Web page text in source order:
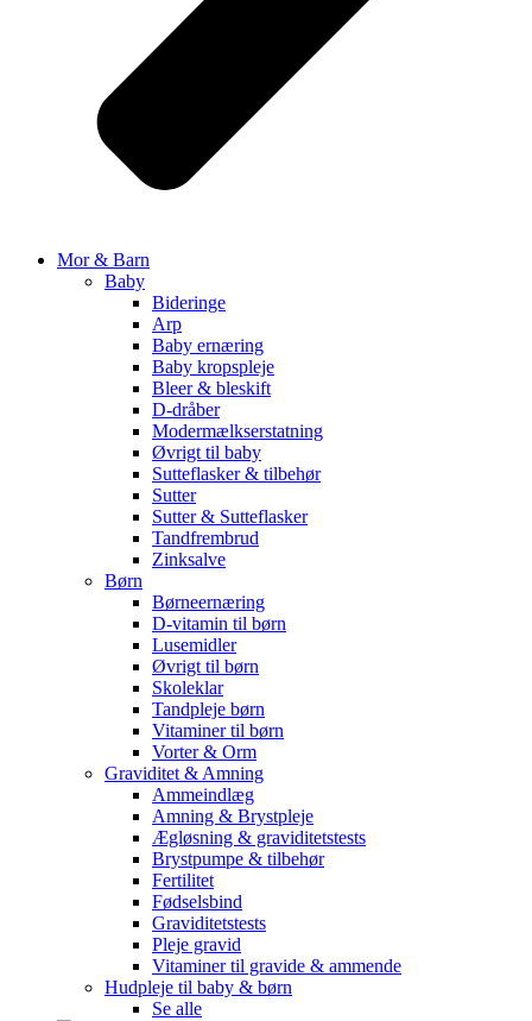
Mor & Barn
Baby
Bideringe
Arp
Baby ernæring
Baby kropspleje
Bleer & bleskift
D-dråber
Modermælkserstatning
Øvrigt til baby
Sutteflasker & tilbehør
Sutter
Sutter & Sutteflasker
Tandfrembrud
Zinksalve
Børn
Børneernæring
D-vitamin til børn
Lusemidler
Øvrigt til børn
Skoleklar
Tandpleje børn
Vitaminer til børn
Vorter & Orm
Graviditet & Amning
Ammeindlæg
Amning & Brystpleje
Ægløsning & graviditetstests
Brystpumpe & tilbehør
Fertilitet
Fødselsbind
Graviditetstests
Pleje gravid
Vitaminer til gravide & ammende
Hudpleje til baby & børn
Se alle